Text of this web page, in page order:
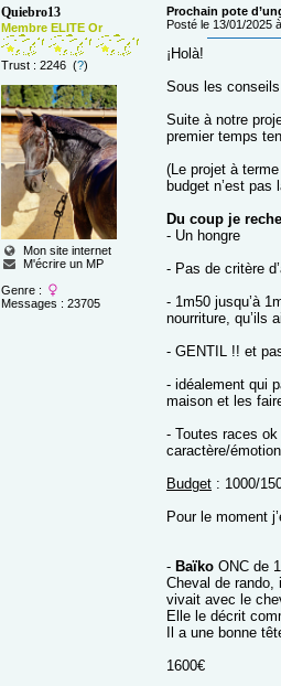
Quiebro13
Membre ELITE Or
Trust : 2246 (?)
Mon site internet
M'écrire un MP
Genre :
Messages : 23705
Prochain pote
Posté le 13/01/2025
¡Holà!
Sous les
Suite à notre
premier temps
(Le projet à
budget n’est
Du coup je
- Un hongre
- Pas de critère
- 1m50 jusqu’à
nourriture, qu’ils
- GENTIL !! et
- idéalement qui
maison et les
- Toutes races
caractère/
Budget : 1000/
Pour le moment
- Baïko ONC de
Cheval de rando,
vivait avec le
Elle le décrit
Il a une bonne
1600€